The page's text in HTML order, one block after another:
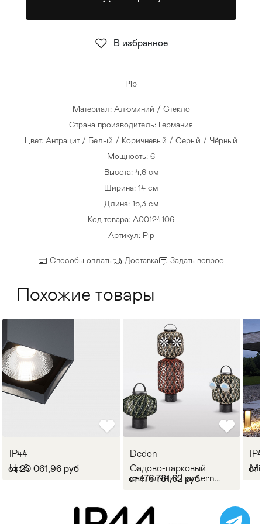
Стулья >
Pip
Материал: Алюминий / Стекло
Страна производитель: Германия
Цвет: Антрацит / Белый / Коричневый / Серый / Чёрный
Мощность: 6
Высота: 4,6 см
Ширина: 14 см
Длина: 15,3 см
Код товара: A00124106
Артикул: Pip
Способы оплаты Доставка Задать вопрос
В избранное
Похожие товары
IP44
Up S
от 20 061,96 руб
Dedon
Садово-парковый
светильник Lantern
от 176 781,62 руб
от